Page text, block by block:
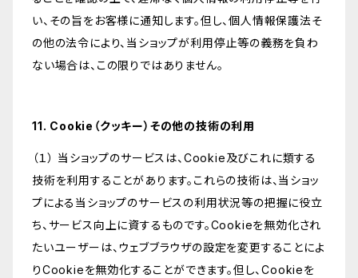
い、その旨をお客様に通知します。但し、個人情報保護法そ
の他の法令により、当ショップが利用停止等の義務を負わ
ない場合は、この限りではありません。
11. Cookie（クッキー）その他の技術の利用
（１） 当ショップのサービスは、Cookie及びこれに類する
技術を利用することがあります。これらの技術は、当ショッ
プによる当ショップのサービスの利用状況等の把握に役立
ち、サービス向上に資するものです。Cookieを無効化され
たいユーザーは、ウェブブラウザの設定を変更することによ
りCookieを無効化することができます。但し、Cookieを